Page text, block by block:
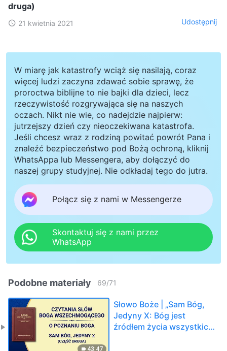
druga)
21 kwietnia 2021 Udostępnij
W miarę jak katastrofy wciąż się nasilają, coraz
więcej ludzi zaczyna zdawać sobie sprawę, że
proroctwa biblijne to nie bajki dla dzieci, lecz
rzeczywistość rozgrywająca się na naszych
oczach. Nikt nie wie, co nadejdzie najpierw:
jutrzejszy dzień czy nieoczekiwana katastrofa.
Jeśli chcesz wraz z rodziną powitać powrót Pana i
znaleźć bezpieczeństwo pod Bożą ochroną, kliknij
WhatsAppa lub Messengera, aby dołączyć do
naszej grupy studyjnej. Nie odkładaj tego do jutra.
Połącz się z nami w Messengerze
Skontaktuj się z nami przez
WhatsApp
Podobne materiały 69/71
43:47
Słowo Boże | „Sam Bóg,
Jedyny X: Bóg jest
źródłem życia wszystkich